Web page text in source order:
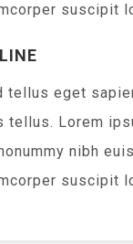
suscipit
tellus eget
tellus. Lorem
nibh
suscipit